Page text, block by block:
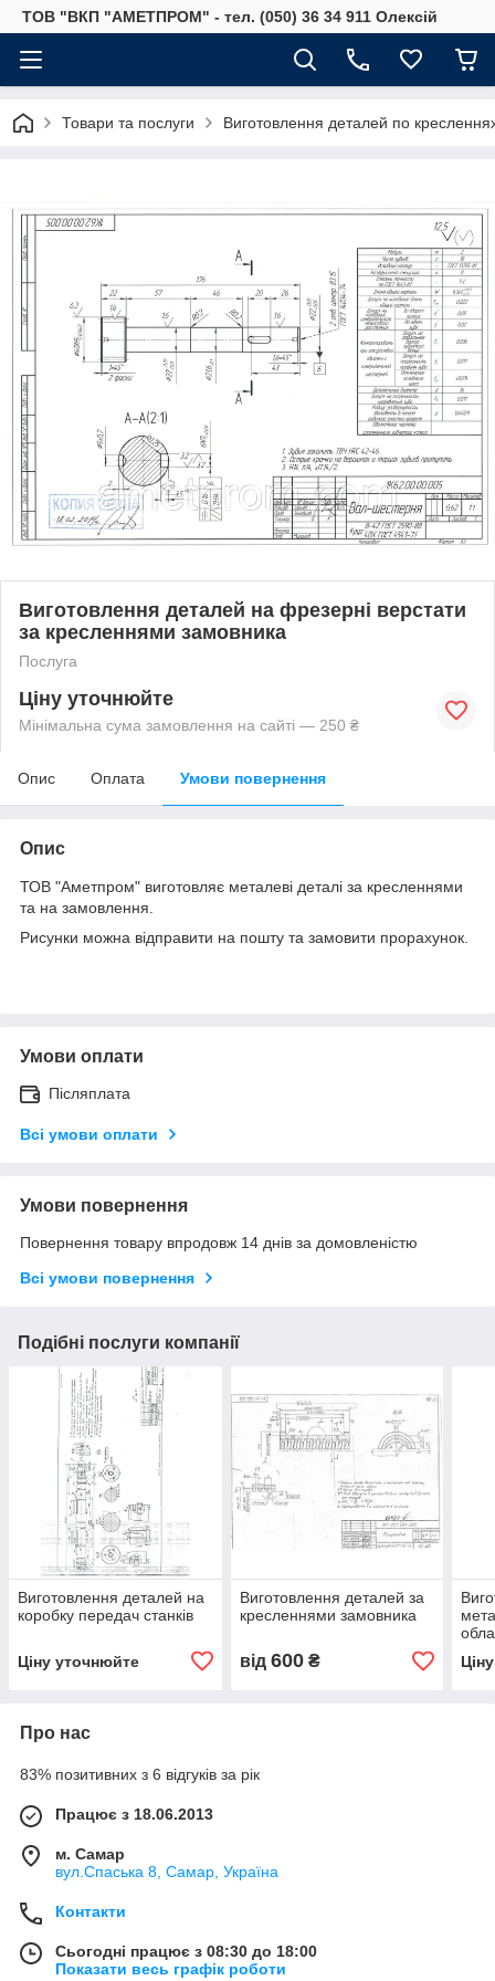
ТОВ "ВКП "АМЕТПРОМ" - тел. (050) 36 34 911 Олексій
Товари та послуги Виготовлення деталей по
Виготовлення деталей на фрезерні верстати
за кресленнями замовника
Послуга
Ціну уточнюйте
Мінімальна сума замовлення на сайті — 250 ₴
Опис Оплата Умови повернення
Опис
ТОВ "Аметпром" виготовляє металеві деталі за кресленнями
та на замовлення.
Рисунки можна відправити на пошту та замовити прорахунок.
Умови оплати
Післяплата
Всі умови оплати
Умови повернення
Повернення товару впродовж 14 днів за домовленістю
Всі умови повернення
Подібні послуги компанії
Виготовлення деталей на
коробку передач станків
Ціну уточнюйте
Виготовлення деталей за
кресленнями замовника
від 600₴
Про нас
83% позитивних з 6 відгуків за рік
Працює з 18.06.2013
м. Самар
вул.Спаська 8, Самар, Україна
Контакти
Сьогодні працює з 08:30 до 18:00
Показати весь графік роботи